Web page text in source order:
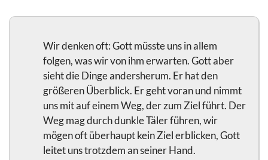
Wir denken oft: Gott müsste uns in allem
folgen, was wir von ihm erwarten. Gott aber
sieht die Dinge andersherum. Er hat den
größeren Überblick. Er geht voran und nimmt
uns mit auf einem Weg, der zum Ziel führt. Der
Weg mag durch dunkle Täler führen, wir
mögen oft überhaupt kein Ziel erblicken, Gott
leitet uns trotzdem an seiner Hand.